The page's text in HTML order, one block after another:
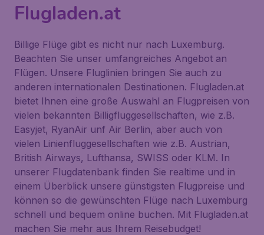
Flugladen.at
Billige Flüge gibt es nicht nur nach Luxemburg.
Beachten Sie unser umfangreiches Angebot an
Flügen. Unsere Fluglinien bringen Sie auch zu
anderen internationalen Destinationen. Flugladen.at
bietet Ihnen eine große Auswahl an Flugpreisen von
vielen bekannten Billigfluggesellschaften, wie z.B.
Easyjet, RyanAir unf Air Berlin, aber auch von
vielen Linienfluggesellschaften wie z.B. Austrian,
British Airways, Lufthansa, SWISS oder KLM. In
unserer Flugdatenbank finden Sie realtime und in
einem Überblick unsere günstigsten Flugpreise und
können so die gewünschten Flüge nach Luxemburg
schnell und bequem online buchen. Mit Flugladen.at
machen Sie mehr aus Ihrem Reisebudget!